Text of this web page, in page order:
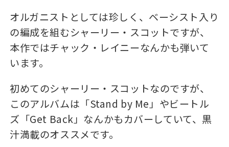
オルガニストとしては珍しく、ベーシスト入り
の編成を組むシャーリー・スコットですが、
本作ではチャック・レイニーなんかも弾いて
います。
初めてのシャーリー・スコットなのですが、
このアルバムは「Stand by Me」やビートル
ズ「Get Back」なんかもカバーしていて、黒
汁満載のオススメです。